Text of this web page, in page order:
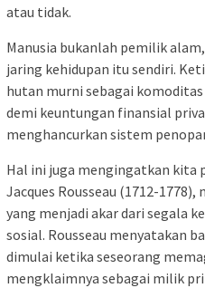
atau tidak.
Manusia bukanlah pemilik
jaring kehidupan itu sendiri.
hutan murni sebagai
demi keuntungan finansial
menghancurkan sistem
Hal ini juga mengingatkan kita
Jacques Rousseau (1712-
yang menjadi akar dari segala
sosial. Rousseau menyatakan
dimulai ketika seseorang
mengklaimnya sebagai milik